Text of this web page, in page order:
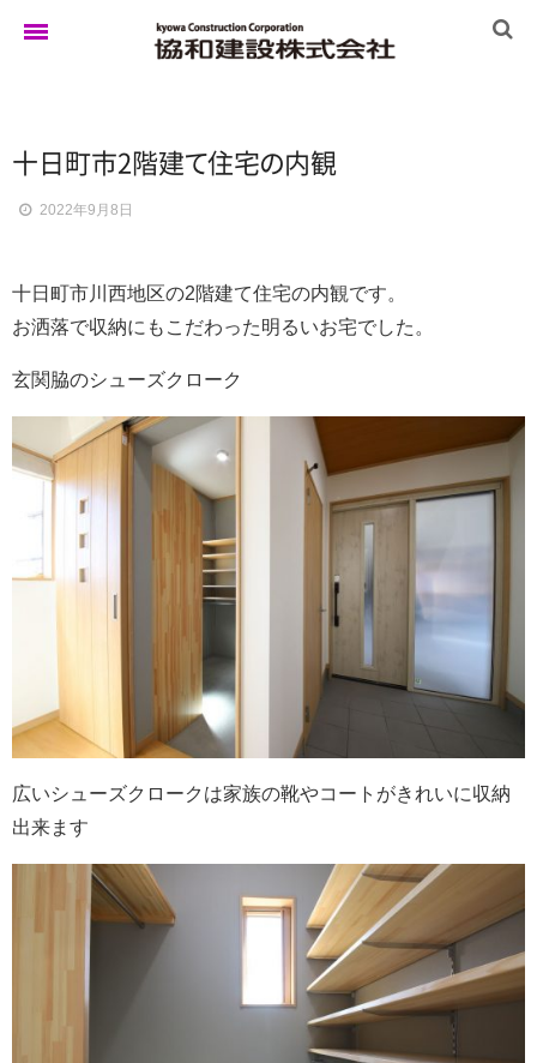
実例集
ブログ
イベント
十日町市2階建て住宅の内観
2022年9月8日
十日町市川西地区の2階建て住宅の内観です。
お洒落で収納にもこだわった明るいお宅でした。
玄関脇のシューズクローク
広いシューズクロークは家族の靴やコートがきれいに収納
出来ます